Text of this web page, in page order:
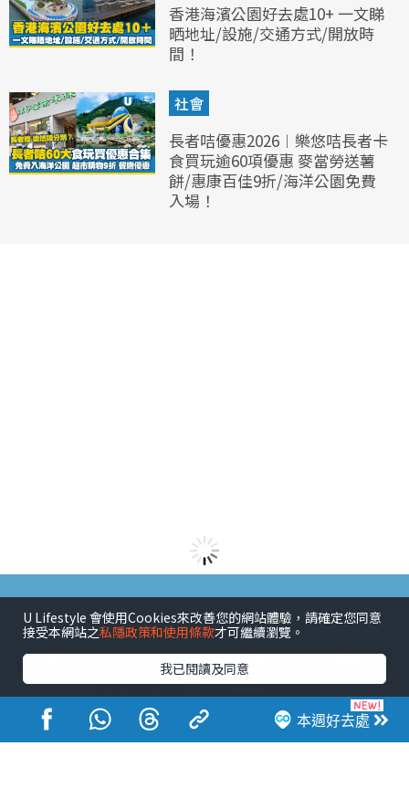
香港海濱公園好去處10+ 一文睇
晒地址/設施/交通方式/開放時
間！
社會
長者咭優惠2026︱樂悠咭長者卡
食買玩逾60項優惠 麥當勞送薯
餅/惠康百佳9折/海洋公園免費
入場！
本週好去處
港玩港食港生活
活動展覽 市集 開倉 尖沙咀好去處 銅鑼灣好去處
U Lifestyle 會使用Cookies來改善您的網站體驗，請確定您同意
接受本網站之私隱政策和使用條款才可繼續瀏覽。
我已閱讀及同意